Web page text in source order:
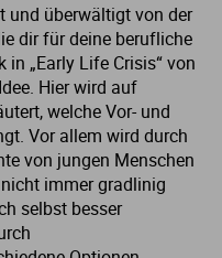
und überwältigt von der
dir für deine berufliche
„Early Life Crisis“ von
Hier wird auf
welche Vor- und
Vor allem wird durch
von jungen Menschen
immer gradlinig
selbst besser